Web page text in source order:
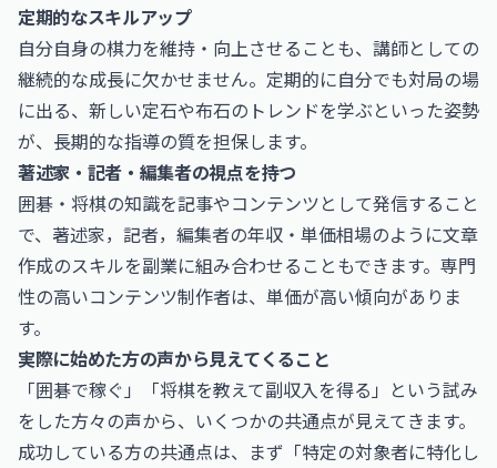
定期的なスキルアップ
自分自身の棋力を維持・向上させることも、講師としての
継続的な成長に欠かせません。定期的に自分でも対局の場
に出る、新しい定石や布石のトレンドを学ぶといった姿勢
が、長期的な指導の質を担保します。
著述家・記者・編集者の視点を持つ
囲碁・将棋の知識を記事やコンテンツとして発信すること
で、 著述家，記者，編集者の年収・単価相場のように文章
作成のスキルを副業に組み合わせることもできます。専門
性の高いコンテンツ制作者は、単価が高い傾向がありま
す。
実際に始めた方の声から見えてくること
「囲碁で稼ぐ」「将棋を教えて副収入を得る」という試み
をした方々の声から、いくつかの共通点が見えてきます。
成功している方の共通点は、まず「特定の対象者に特化し